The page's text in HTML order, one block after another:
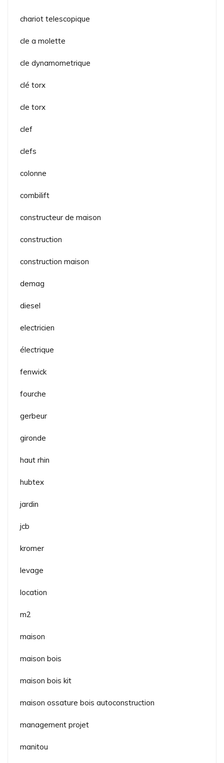
chariot telescopique
cle a molette
cle dynamometrique
clé torx
cle torx
clef
clefs
colonne
combilift
constructeur de maison
construction
construction maison
demag
diesel
electricien
électrique
fenwick
fourche
gerbeur
gironde
haut rhin
hubtex
jardin
jcb
kromer
levage
location
m2
maison
maison bois
maison bois kit
maison ossature bois autoconstruction
management projet
manitou